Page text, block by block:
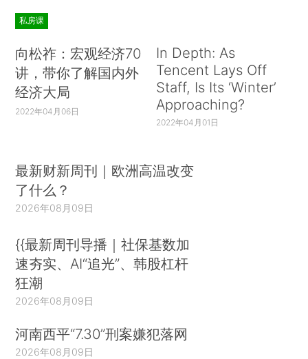
私房课
向松祚：宏观经济70
讲，带你了解国内外
经济大局
2022年04月06日
In Depth: As
Tencent Lays Off
Staff, Is Its ‘Winter’
Approaching?
2022年04月01日
最新财新周刊｜欧洲高温改变
了什么？
2026年08月09日
{{最新周刊导播｜社保基数加
速夯实、AI“追光”、韩股杠杆
狂潮
2026年08月09日
河南西平“7.30”刑案嫌犯落网
2026年08月09日